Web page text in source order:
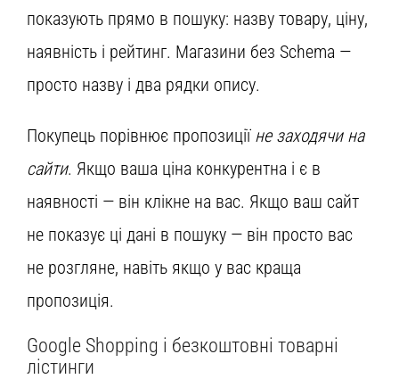
показують прямо в пошуку: назву товару, ціну,
наявність і рейтинг. Магазини без Schema —
просто назву і два рядки опису.
Покупець порівнює пропозиції не заходячи на
сайти. Якщо ваша ціна конкурентна і є в
наявності — він клікне на вас. Якщо ваш сайт
не показує ці дані в пошуку — він просто вас
не розгляне, навіть якщо у вас краща
пропозиція.
Google Shopping і безкоштовні товарні
лістинги